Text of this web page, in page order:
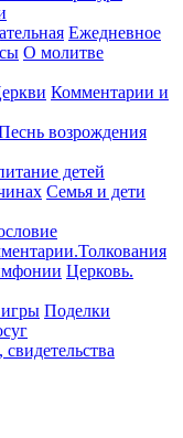
Ежедневное
О молитве
Комментарии и
возрождения
детей
Семья и дети
Церковь.
Поделки